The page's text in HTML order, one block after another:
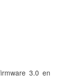
3.0 en